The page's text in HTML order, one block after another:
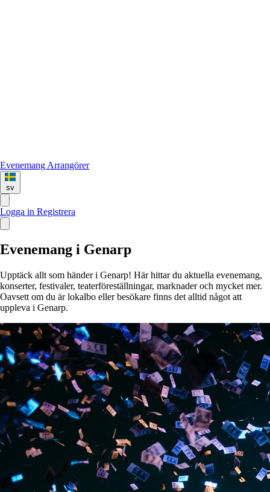
Evenemang Arrangörer
sv
Logga in Registrera
Evenemang i Genarp
Upptäck allt som händer i Genarp! Här hittar du aktuella evenemang,
konserter, festivaler, teaterföreställningar, marknader och mycket mer.
Oavsett om du är lokalbo eller besökare finns det alltid något att
uppleva i Genarp.